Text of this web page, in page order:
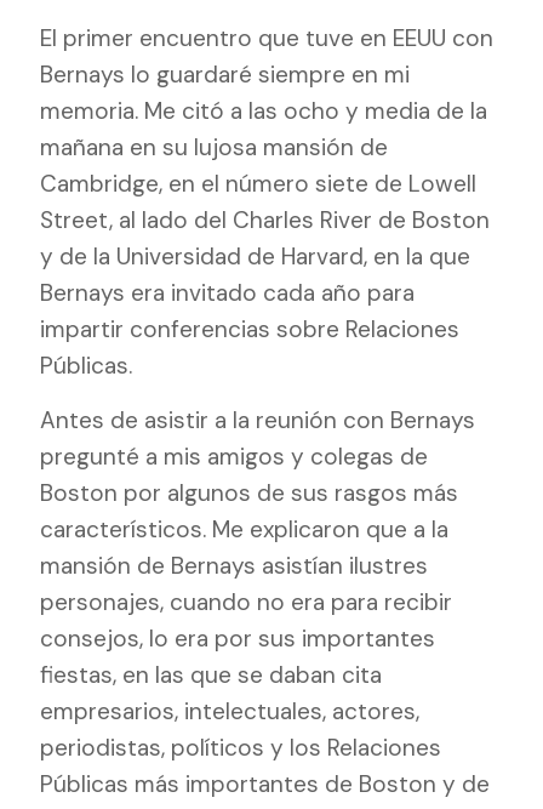
El primer encuentro que tuve en EEUU con
Bernays lo guardaré siempre en mi
memoria. Me citó a las ocho y media de la
mañana en su lujosa mansión de
Cambridge, en el número siete de Lowell
Street, al lado del Charles River de Boston
y de la Universidad de Harvard, en la que
Bernays era invitado cada año para
impartir conferencias sobre Relaciones
Públicas.
Antes de asistir a la reunión con Bernays
pregunté a mis amigos y colegas de
Boston por algunos de sus rasgos más
característicos. Me explicaron que a la
mansión de Bernays asistían ilustres
personajes, cuando no era para recibir
consejos, lo era por sus importantes
fiestas, en las que se daban cita
empresarios, intelectuales, actores,
periodistas, políticos y los Relaciones
Públicas más importantes de Boston y de